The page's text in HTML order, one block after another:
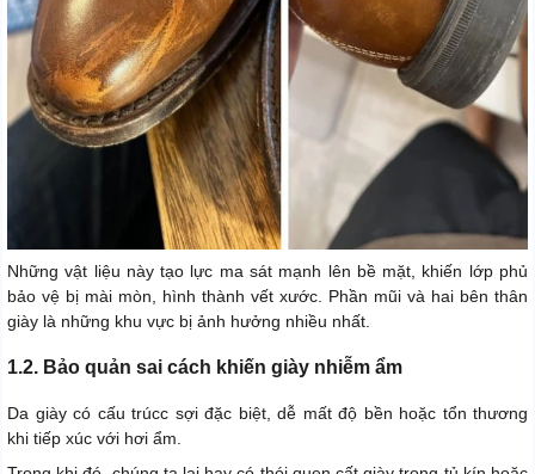
Những vật liệu này tạo lực ma sát mạnh lên bề mặt, khiến lớp phủ
bảo vệ bị mài mòn, hình thành vết xước. Phần mũi và hai bên thân
giày là những khu vực bị ảnh hưởng nhiều nhất.
1.2. Bảo quản sai cách khiến giày nhiễm ẩm
Da giày có cấu trúcc sợi đặc biệt, dễ mất độ bền hoặc tổn thương
khi tiếp xúc với hơi ẩm.